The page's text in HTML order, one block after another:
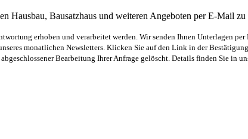
Hausbau, Bausatzhaus und weiteren Angeboten per E-Mail zu
erhoben und verarbeitet werden. Wir senden Ihnen Unterlagen
monatlichen Newsletters. Klicken Sie auf den Link in der
Bearbeitung Ihrer Anfrage gelöscht. Details finden Sie in